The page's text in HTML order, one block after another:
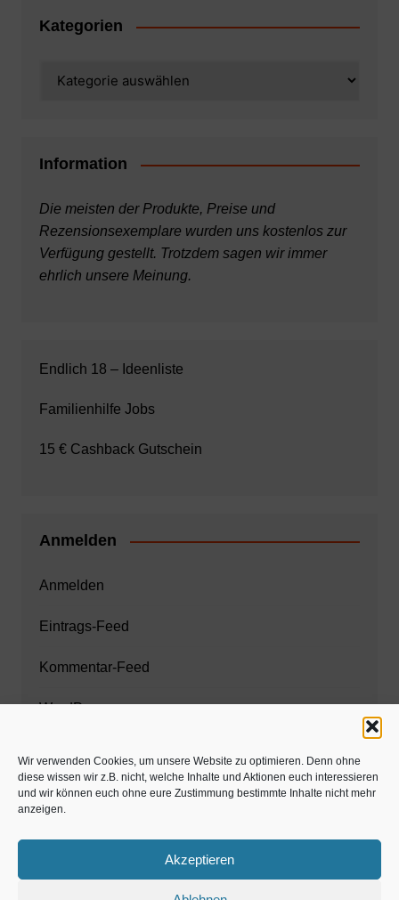
Wir verwenden Cookies, um unsere Website zu optimieren. Denn ohne
diese wissen wir z.B. nicht, welche Inhalte und Aktionen euch interessieren
und wir können euch ohne eure Zustimmung bestimmte Inhalte nicht mehr
anzeigen.
Akzeptieren
Kategorien
Information
Die meisten der Produkte, Preise und
Rezensionsexemplare wurden uns kostenlos zur
Verfügung gestellt. Trotzdem sagen wir immer
ehrlich unsere Meinung.
Endlich 18 – Ideenliste
Familienhilfe Jobs
15 € Cashback Gutschein
Anmelden
Anmelden
Eintrags-Feed
Kommentar-Feed
WordPress.org
Zahnarzt München
www.estaregistrierung.org – ESTA